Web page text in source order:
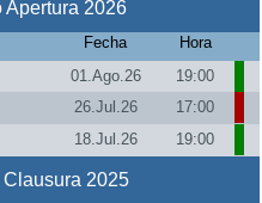
Apertura 2026
Fecha
Hora
01.Ago.26
19:00
26.Jul.26
17:00
18.Jul.26 19:00
2025